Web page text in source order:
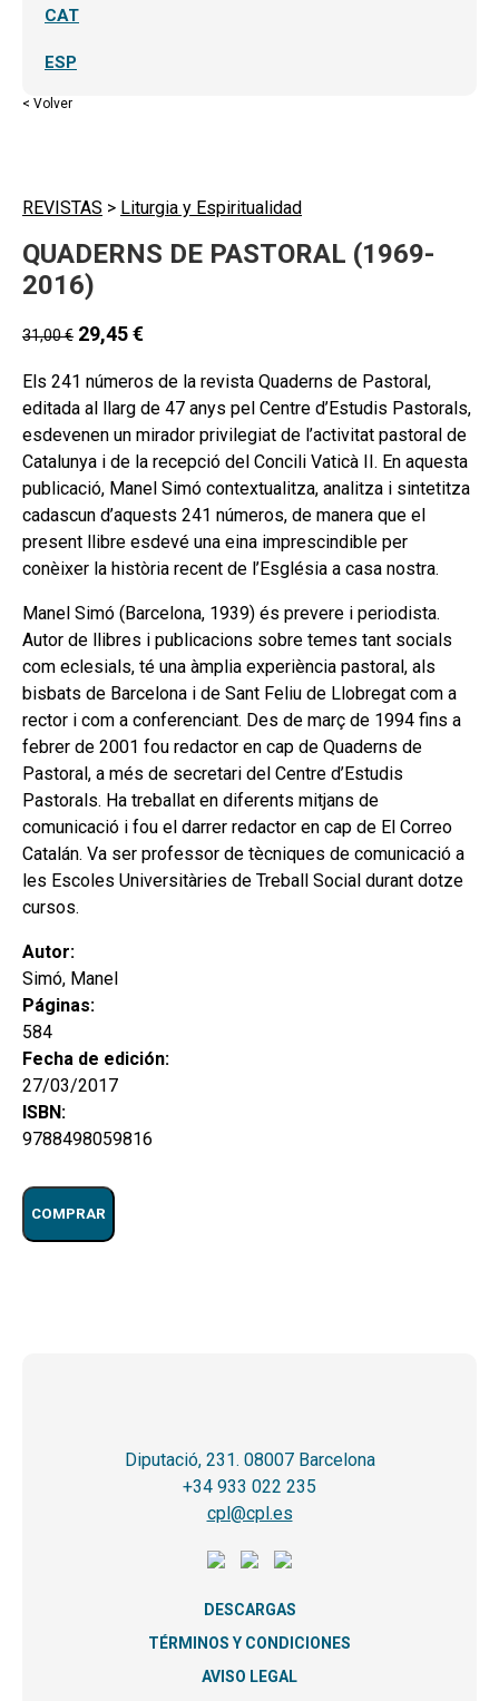
CAT
ESP
< Volver
REVISTAS > Liturgia y Espiritualidad
QUADERNS DE PASTORAL (1969-
2016)
31,00€ 29,45€
Els 241 números de la revista Quaderns de Pastoral,
editada al llarg de 47 anys pel Centre d’Estudis Pastorals,
esdevenen un mirador privilegiat de l’activitat pastoral de
Catalunya i de la recepció del Concili Vaticà II. En aquesta
publicació, Manel Simó contextualitza, analitza i sintetitza
cadascun d’aquests 241 números, de manera que el
present llibre esdevé una eina imprescindible per
conèixer la història recent de l’Església a casa nostra.
Manel Simó (Barcelona, 1939) és prevere i periodista.
Autor de llibres i publicacions sobre temes tant socials
com eclesials, té una àmplia experiència pastoral, als
bisbats de Barcelona i de Sant Feliu de Llobregat com a
rector i com a conferenciant. Des de març de 1994 fins a
febrer de 2001 fou redactor en cap de Quaderns de
Pastoral, a més de secretari del Centre d’Estudis
Pastorals. Ha treballat en diferents mitjans de
comunicació i fou el darrer redactor en cap de El Correo
Catalán. Va ser professor de tècniques de comunicació a
les Escoles Universitàries de Treball Social durant dotze
cursos.
Autor:
Simó, Manel
Páginas:
584
Fecha de edición:
27/03/2017
ISBN:
9788498059816
COMPRAR
Diputació, 231. 08007 Barcelona
+34 933 022 235
cpl@cpl.es
DESCARGAS
TÉRMINOS Y CONDICIONES
AVISO LEGAL